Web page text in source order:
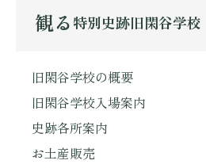
観る特別史跡旧閑谷学校
旧閑谷学校の概要
旧閑谷学校入場案内
史跡各所案内
お土産販売